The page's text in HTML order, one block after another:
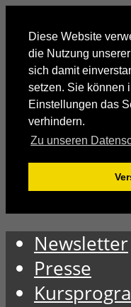
Diese Website
die Nutzung
sich damit
setzen. Sie können
Einstellungen das
verhindern.
Zu unseren
Newsletter
Presse